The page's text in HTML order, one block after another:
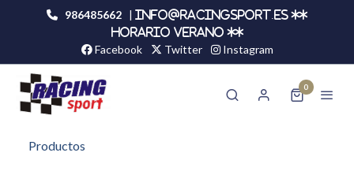
986485662 |
info@racingsport.es **
HORARIO VERANO **
Facebook Twitter Instagram
0
Productos